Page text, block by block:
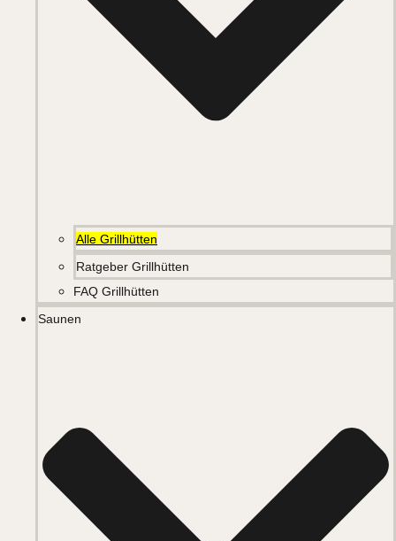
Alle Grillhütten
Ratgeber Grillhütten
FAQ Grillhütten
Saunen